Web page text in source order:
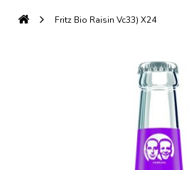
Fritz Bio Raisin Vc33) X24